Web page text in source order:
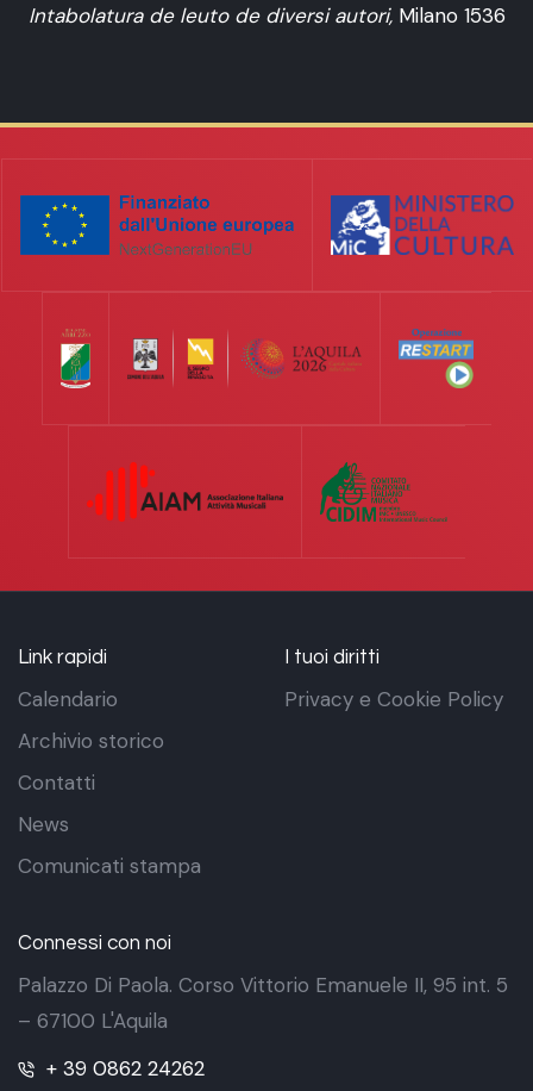
Intabolatura de leuto de diversi autori,Milano 1536
Link rapidi
Calendario
Archivio storico
Contatti
News
Comunicati stampa
I tuoi diritti
Privacy e Cookie Policy
Connessi con noi
Palazzo Di Paola. Corso Vittorio Emanuele II, 95 int. 5
– 67100 L'Aquila
+ 39 0862 24262